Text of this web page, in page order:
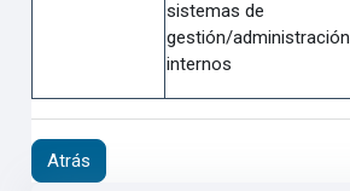
sistemas de
gestión/administración
internos
Atrás